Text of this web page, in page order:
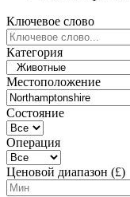
Ключевое слово
Категория
Местоположение
Состояние
Операция
Ценовой диапазон (£)